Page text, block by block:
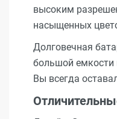
высоким
насыщенных
Долговечная
большой емкости
Вы всегда